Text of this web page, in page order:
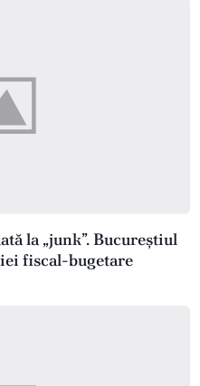
la „junk”. Bucureștiul
fiscal-bugetare